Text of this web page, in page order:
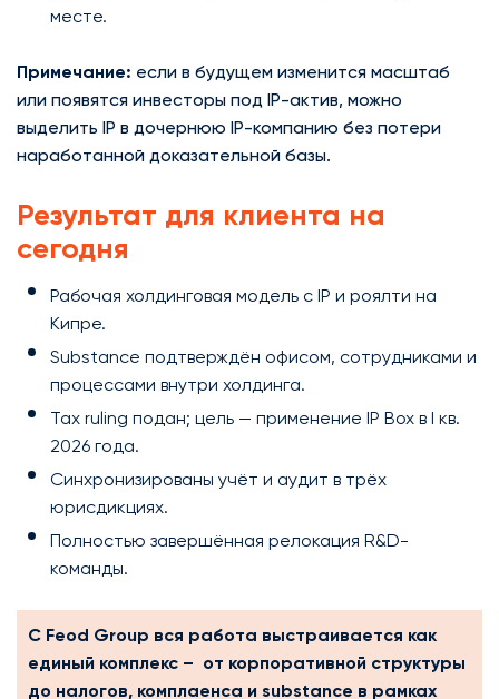
месте.
Примечание: если в будущем изменится масштаб
или появятся инвесторы под IP-актив, можно
выделить IP в дочернюю IP-компанию без потери
наработанной доказательной базы.
Результат для клиента на
сегодня
Рабочая холдинговая модель с IP и роялти на
Кипре.
Substance подтверждён офисом, сотрудниками и
процессами внутри холдинга.
Tax ruling подан; цель — применение IP Box в I кв.
2026 года.
Синхронизированы учёт и аудит в трёх
юрисдикциях.
Полностью завершённая релокация R&D-
команды.
С Feod Group вся работа выстраивается как
единый комплекс – от корпоративной структуры
до налогов, комплаенса и substance в рамках